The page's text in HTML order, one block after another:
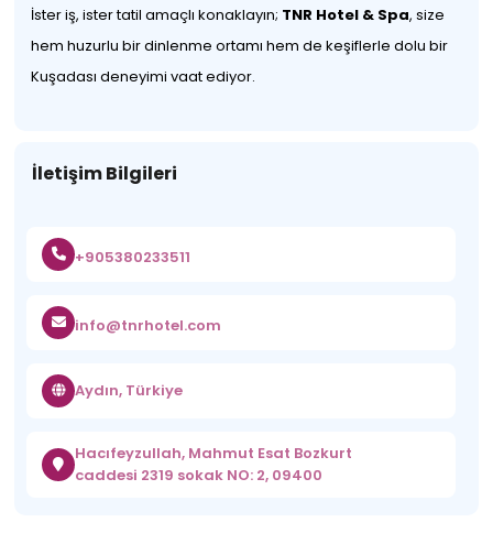
İster iş, ister tatil amaçlı konaklayın; TNR Hotel & Spa, size
hem huzurlu bir dinlenme ortamı hem de keşiflerle dolu bir
Kuşadası deneyimi vaat ediyor.
İletişim Bilgileri
+905380233511
info@tnrhotel.com
Aydın, Türkiye
Hacıfeyzullah, Mahmut Esat Bozkurt
caddesi 2319 sokak NO: 2, 09400